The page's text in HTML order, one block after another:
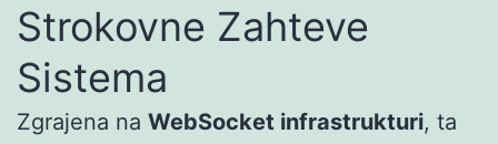
Strokovne Zahteve
Sistema
Zgrajena na WebSocket infrastrukturi, ta